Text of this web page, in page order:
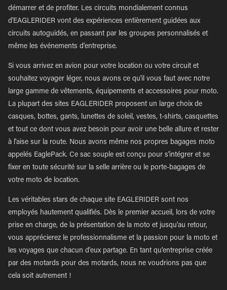
démarrer et de profiter. Les circuits mondialement connus
d'EAGLERIDER vont des expériences entièrement guidées aux
circuits autoguidés, en passant par les groupes personnalisés et
même les événements d'entreprise.
Si vous arrivez en avion pour votre location ou votre circuit et
souhaitez voyager léger, nous avons ce qu'il vous faut avec notre
large gamme de vêtements, équipements et accessoires pour moto.
La plupart des sites EAGLERIDER proposent un large choix de
casques, bottes, gants, lunettes de soleil, vestes, t-shirts, casquettes
et tout ce dont vous avez besoin pour avoir une belle allure et rester
à l'aise sur la route. Nous avons même nos propres bagages moto
appelés EaglePack. Ce sac souple est conçu pour s'intégrer et se
fixer en toute sécurité sur la selle arrière ou le porte-bagages de
votre moto de location.
Les véritables stars de chaque site EAGLERIDER sont nos
employés hautement qualifiés. Dès le premier accueil, lors de votre
prise en charge, de la présentation de la moto et jusqu'au retour,
vous apprécierez le professionnalisme et la passion pour la moto et
les voyages que chacun d'eux partage. En tant qu'entreprise créée
par des motards pour des motards, nous ne voudrions pas que
cela soit autrement !